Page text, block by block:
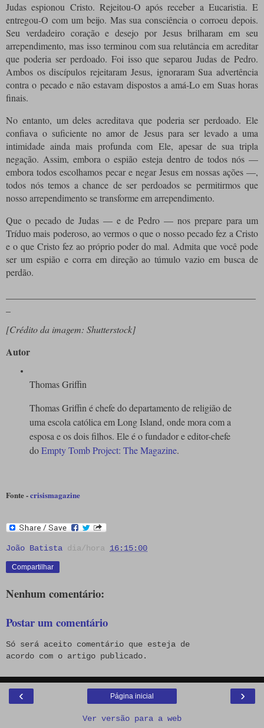
Judas espionou Cristo. Rejeitou-O após receber a Eucaristia. E
entregou-O com um beijo. Mas sua consciência o corroeu depois.
Seu verdadeiro coração e desejo por Jesus brilharam em seu
arrependimento, mas isso terminou com sua relutância em acreditar
que poderia ser perdoado. Foi isso que separou Judas de Pedro.
Ambos os discípulos rejeitaram Jesus, ignoraram Sua advertência
contra o pecado e não estavam dispostos a amá-Lo em Suas horas
finais.
No entanto, um deles acreditava que poderia ser perdoado. Ele
confiava o suficiente no amor de Jesus para ser levado a uma
intimidade ainda mais profunda com Ele, apesar de sua tripla
negação. Assim, embora o espião esteja dentro de todos nós —
embora todos escolhamos pecar e negar Jesus em nossas ações —,
todos nós temos a chance de ser perdoados se permitirmos que
nosso arrependimento se transforme em arrependimento.
Que o pecado de Judas — e de Pedro — nos prepare para um
Tríduo mais poderoso, ao vermos o que o nosso pecado fez a Cristo
e o que Cristo fez ao próprio poder do mal. Admita que você pode
ser um espião e corra em direção ao túmulo vazio em busca de
perdão.
[Crédito da imagem: Shutterstock]
Autor
Thomas Griffin
Thomas Griffin é chefe do departamento de religião de
uma escola católica em Long Island, onde mora com a
esposa e os dois filhos. Ele é o fundador e editor-chefe
doEmpty Tomb Project: The Magazine.
Fonte -crisismagazine
João Batista dia/hora 16:15:00
Compartilhar
Nenhum comentário:
Postar um comentário
Só será aceito comentário que esteja de
acordo com o artigo publicado.
‹ ›
Página inicial
Ver versão para a web